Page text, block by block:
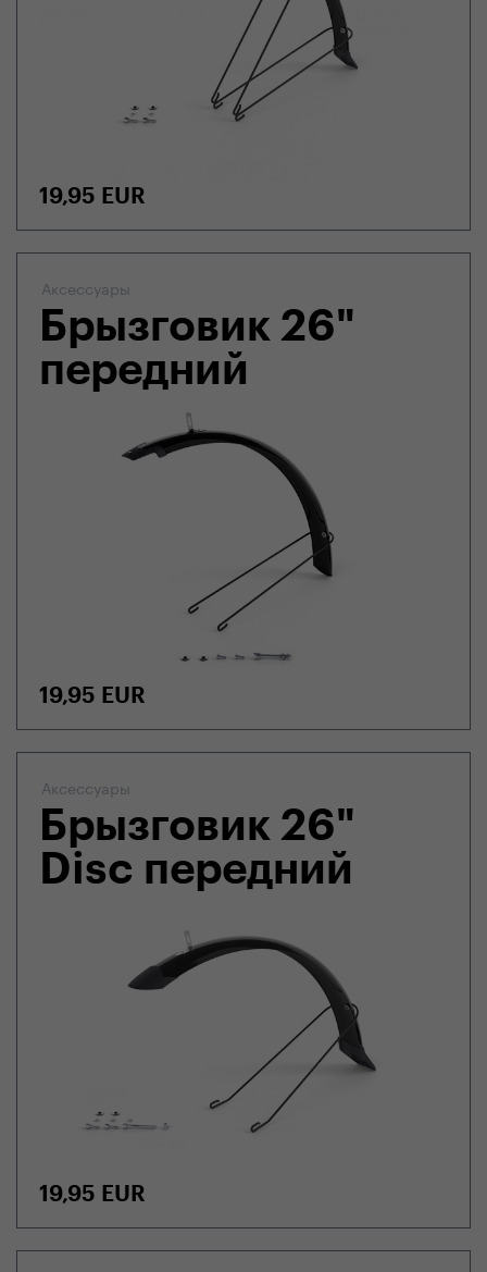
19,95 EUR
Аксессуары
Брызговик 26"
передний
19,95 EUR
Аксессуары
Брызговик 26"
Disc передний
19,95 EUR